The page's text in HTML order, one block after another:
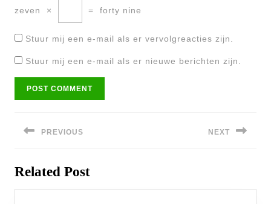
zeven × = forty nine
Stuur mij een e-mail als er vervolgreacties zijn.
Stuur mij een e-mail als er nieuwe berichten zijn.
navigatie
PREVIOUS
post:
NEXT
Related Post